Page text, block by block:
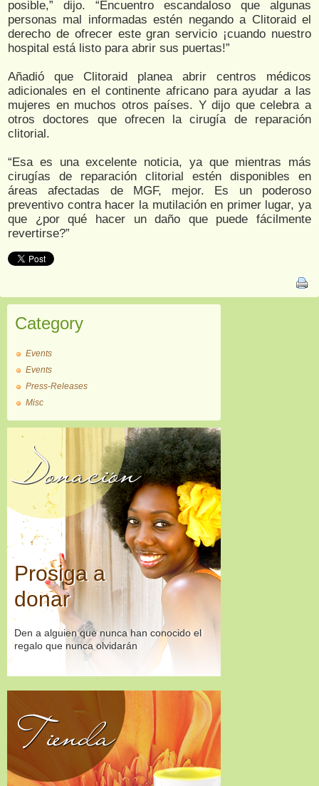
posible,” dijo. “Encuentro escandaloso que algunas
personas mal informadas estén negando a Clitoraid el
derecho de ofrecer este gran servicio ¡cuando nuestro
hospital está listo para abrir sus puertas!”
Añadió que Clitoraid planea abrir centros médicos
adicionales en el continente africano para ayudar a las
mujeres en muchos otros países. Y dijo que celebra a
otros doctores que ofrecen la cirugía de reparación
clitorial.
“Esa es una excelente noticia, ya que mientras más
cirugías de reparación clitorial estén disponibles en
áreas afectadas de MGF, mejor. Es un poderoso
preventivo contra hacer la mutilación en primer lugar, ya
que ¿por qué hacer un daño que puede fácilmente
revertirse?”
Category
Events
Events
Press-Releases
Misc
Donación
Prosiga a
donar
Den a alguien que nunca han conocido el
regalo que nunca olvidarán
Tienda